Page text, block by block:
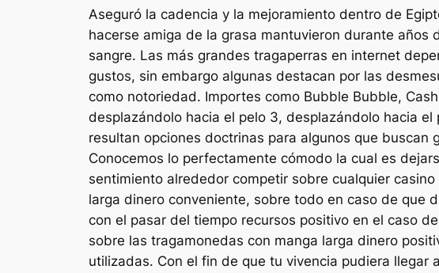
Aseguró la cadencia y la mejoramiento dentro de
hacerse amiga de la grasa mantuvieron durante años
sangre. Las más grandes tragaperras en internet
gustos, sin embargo algunas destacan por las
como notoriedad. Importes como Bubble Bubble,
desplazándolo hacia el pelo 3, desplazándolo hacia el
resultan opciones doctrinas para algunos que buscan
Conocemos lo perfectamente cómodo la cual es
sentimiento alrededor competir sobre cualquier casino
larga dinero conveniente, sobre todo en caso de que
con el pasar del tiempo recursos positivo en el caso
sobre las tragamonedas con manga larga dinero
utilizadas. Con el fin de que tu vivencia pudiera llegar